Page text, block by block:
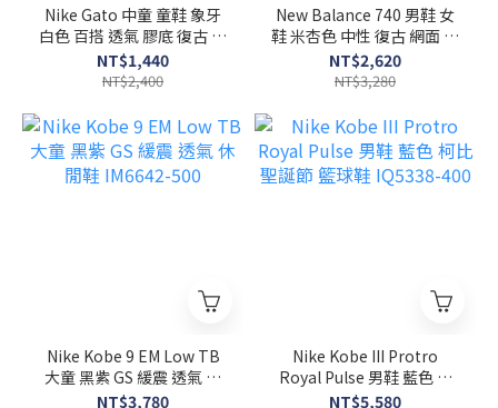
Nike Gato 中童 童鞋 象牙
白色 百搭 透氣 膠底 復古 足
球鞋 休閒鞋 IM2208-103
NT$1,440
NT$2,400
New Balance 740 男鞋 女
鞋 米杏色 中性 復古 網面 透
氣 運動 休閒鞋 U740KP2
NT$2,620
NT$3,280
Nike Kobe 9 EM Low TB
大童 黑紫 GS 緩震 透氣 休
閒鞋 IM6642-500
NT$3,780
Nike Kobe III Protro
Royal Pulse 男鞋 藍色 柯
比 聖誕節 籃球鞋 IQ5338-
NT$5,580